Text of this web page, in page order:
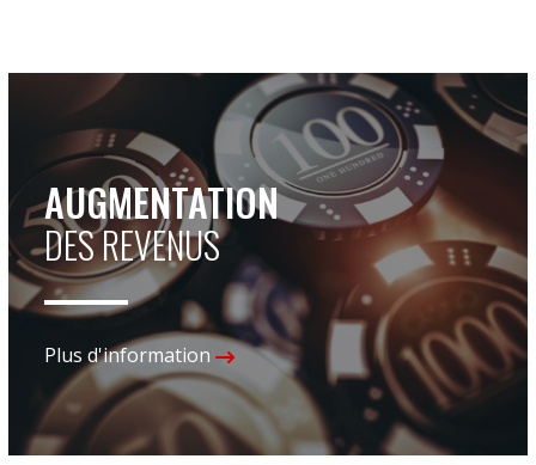
AUGMENTATION
DES REVENUS
Plus d'information